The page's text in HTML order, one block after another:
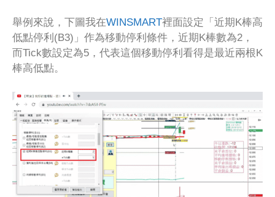
舉例來說，下圖我在WINSMART裡面設定「近期K棒高
低點停利(B3)」作為移動停利條件，近期K棒數為2，
而Tick數設定為5，代表這個移動停利看得是最近兩根K
棒高低點。